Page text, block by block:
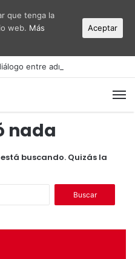
nada
buscando. Quizás la
c
que tenga la
web. Más
Aceptar